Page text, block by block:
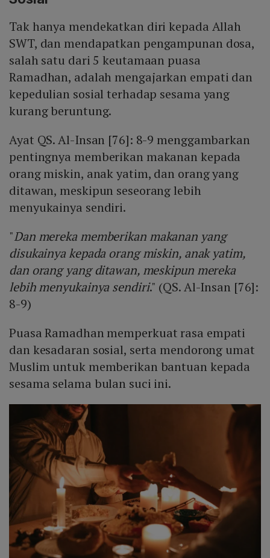
Tak hanya mendekatkan diri kepada Allah
SWT, dan mendapatkan pengampunan dosa,
salah satu dari 5 keutamaan puasa
Ramadhan, adalah mengajarkan empati dan
kepedulian sosial terhadap sesama yang
kurang beruntung.
Ayat QS. Al-Insan [76]: 8-9 menggambarkan
pentingnya memberikan makanan kepada
orang miskin, anak yatim, dan orang yang
ditawan, meskipun seseorang lebih
menyukainya sendiri.
"Dan mereka memberikan makanan yang
disukainya kepada orang miskin, anak yatim,
dan orang yang ditawan, meskipun mereka
lebih menyukainya sendiri." (QS. Al-Insan [76]:
8-9)
Puasa Ramadhan memperkuat rasa empati
dan kesadaran sosial, serta mendorong umat
Muslim untuk memberikan bantuan kepada
sesama selama bulan suci ini.